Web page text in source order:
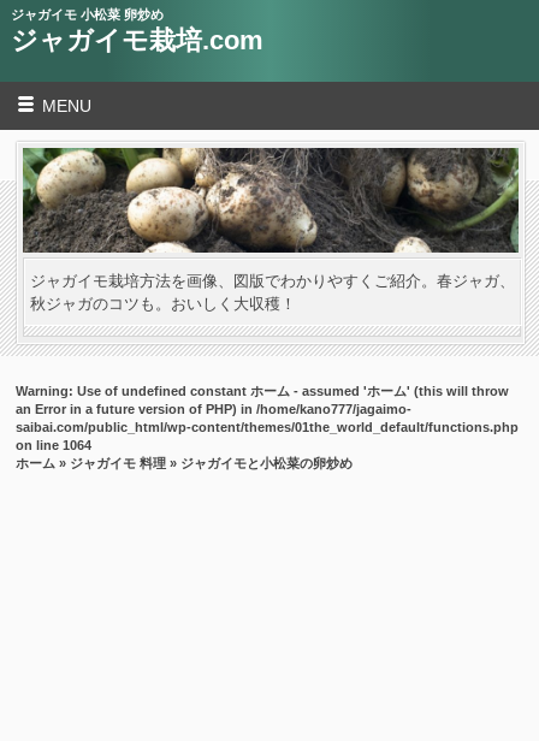
ジャガイモ 小松菜 卵炒め
ジャガイモ栽培.com
MENU
ジャガイモ栽培方法を画像、図版でわかりやすくご紹介。春ジャガ、
秋ジャガのコツも。おいしく大収穫！
Warning: Use of undefined constant ホーム - assumed 'ホーム' (this will throw
an Error in a future version of PHP) in/home/kano777/jagaimo-
saibai.com/public_html/wp-content/themes/01the_world_default/functions.php
on line1064
ホーム » ジャガイモ 料理 » ジャガイモと小松菜の卵炒め